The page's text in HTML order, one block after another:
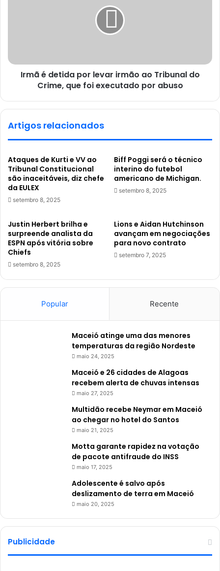
Irmã é detida por levar irmão ao Tribunal do
Crime, que foi executado por abuso
Artigos relacionados
Ataques de Kurti e VV ao
Tribunal Constitucional
são inaceitáveis, diz chefe
da EULEX
setembro 8, 2025
Biff Poggi será o técnico
interino do futebol
americano de Michigan.
setembro 8, 2025
Justin Herbert brilha e
surpreende analista da
ESPN após vitória sobre
Chiefs
setembro 8, 2025
Lions e Aidan Hutchinson
avançam em negociações
para novo contrato
setembro 7, 2025
Popular Recente
Maceió atinge uma das menores
temperaturas da região Nordeste
maio 24, 2025
Maceió e 26 cidades de Alagoas
recebem alerta de chuvas intensas
maio 27, 2025
Multidão recebe Neymar em Maceió
ao chegar no hotel do Santos
maio 21, 2025
Motta garante rapidez na votação
de pacote antifraude do INSS
maio 17, 2025
Adolescente é salvo após
deslizamento de terra em Maceió
maio 20, 2025
Publicidade